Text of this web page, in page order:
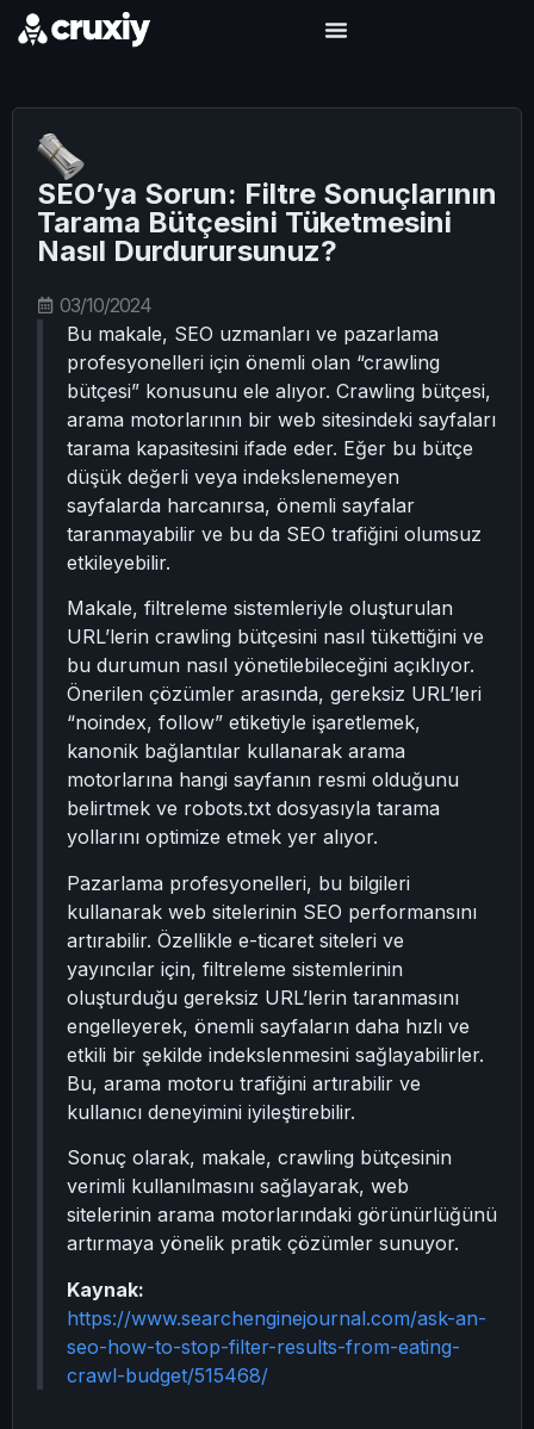
SEO’ya Sorun: Filtre Sonuçlarının
Tarama Bütçesini Tüketmesini
Nasıl Durdurursunuz?
03/10/2024
Bu makale, SEO uzmanları ve pazarlama
profesyonelleri için önemli olan “crawling
bütçesi” konusunu ele alıyor. Crawling bütçesi,
arama motorlarının bir web sitesindeki sayfaları
tarama kapasitesini ifade eder. Eğer bu bütçe
düşük değerli veya indekslenemeyen
sayfalarda harcanırsa, önemli sayfalar
taranmayabilir ve bu da SEO trafiğini olumsuz
etkileyebilir.
Makale, filtreleme sistemleriyle oluşturulan
URL’lerin crawling bütçesini nasıl tükettiğini ve
bu durumun nasıl yönetilebileceğini açıklıyor.
Önerilen çözümler arasında, gereksiz URL’leri
“noindex, follow” etiketiyle işaretlemek,
kanonik bağlantılar kullanarak arama
motorlarına hangi sayfanın resmi olduğunu
belirtmek ve robots.txt dosyasıyla tarama
yollarını optimize etmek yer alıyor.
Pazarlama profesyonelleri, bu bilgileri
kullanarak web sitelerinin SEO performansını
artırabilir. Özellikle e-ticaret siteleri ve
yayıncılar için, filtreleme sistemlerinin
oluşturduğu gereksiz URL’lerin taranmasını
engelleyerek, önemli sayfaların daha hızlı ve
etkili bir şekilde indekslenmesini sağlayabilirler.
Bu, arama motoru trafiğini artırabilir ve
kullanıcı deneyimini iyileştirebilir.
Sonuç olarak, makale, crawling bütçesinin
verimli kullanılmasını sağlayarak, web
sitelerinin arama motorlarındaki görünürlüğünü
artırmaya yönelik pratik çözümler sunuyor.
Kaynak:
https://www.searchenginejournal.com/ask-an-
seo-how-to-stop-filter-results-from-eating-
crawl-budget/515468/